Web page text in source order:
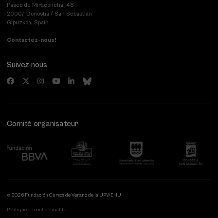
Paseo de Miraconcha, 48
20007 Donostia / San Sebastián
Gipuzkoa, Spain
Contactez-nous!
Suivez-nous
Comité organisateur
© 2026 Fundación Cursos de Verano de la UPV/EHU
Politique de confidentialité